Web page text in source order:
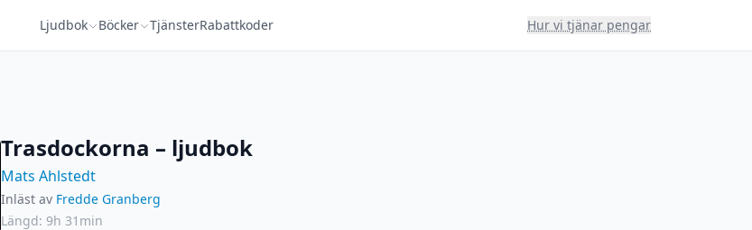
Ljudbok Böcker TjänsterRabattkoder Hur vi tjänar pengar
Trasdockorna – ljudbok
Mats Ahlstedt
Inläst av Fredde Granberg
Längd: 9h 31min